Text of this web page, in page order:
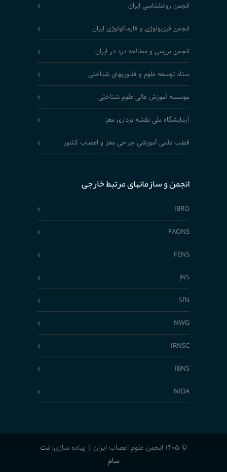
انجمن روانشناسی ایران
انجمن فیزیولوژی و فارماکولوژی ایران
انجمن بررسی و مطالعه درد در ایران
ستاد توسعه علوم و فناوریهای شناختی
موسسه آموزش عالی علوم شناختی
آزمایشگاه ملی نقشه برداری مغز
قطب علمی آموزشی جراحی مغز و اعصاب کشور
انجمن و سازمانهای مرتبط خارجی
IBRO
FAONS
FENS
JNS
SfN
NWG
IRNSC
IBNS
NIDA
© 1405 انجمن علوم اعصاب ایران | پیاده سازی:
نت
سام